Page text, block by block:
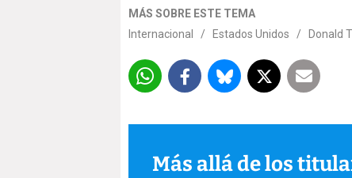
MÁS SOBRE ESTE TEMA
Internacional
/ Estados Unidos / Donald
Más allá de los